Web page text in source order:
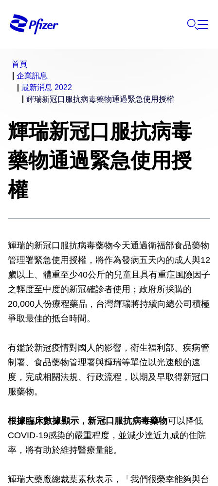
首頁
企業訊息
最新消息 2022
輝瑞新冠口服抗病毒藥物通過緊急使用授權
輝瑞新冠口服抗病毒
藥物通過緊急使用授
權
輝瑞的新冠口服抗病毒藥物今天通過衛福部食品藥物
管理署緊急使用授權，將作為發病五天內的成人與12
歲以上、體重至少40公斤的兒童且具有重症風險因子
之輕度至中度的新冠確診者使用；政府所採購的
20,000人份療程藥品，台灣輝瑞將持續向總公司積極
爭取最佳的抵台時間。
有鑑於新冠疫情對國人的影響，衛生福利部、疾病管
制署、食品藥物管理署與輝瑞等單位以光速般的速
度，完成相關法規、行政流程，以期及早取得新冠口
服藥物。
根據臨床數據顯示，新冠口服抗病毒藥物可以降低
COVID-19感染的嚴重程度，並減少達近九成的住院
率，將有助於維持醫療量能。
輝瑞大藥廠總裁葉素秋表示，「我們很榮幸能夠與台